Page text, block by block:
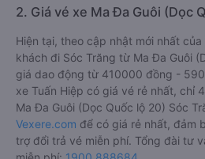
2. Giá vé xe Ma Đa Guôi (Dọc
Hiện tại, theo cập nhật mới nhất của
khách đi Sóc Trăng từ Ma Đa Guôi
giá dao động từ 410000 đồng -
xe Tuấn Hiệp có giá vé rẻ nhất, chỉ
Ma Đa Guôi (Dọc Quốc lộ 20) Sóc
Vexere.com để có giá rẻ nhất, đảm
trợ đổi trả vé miễn phí. Tổng đài tư